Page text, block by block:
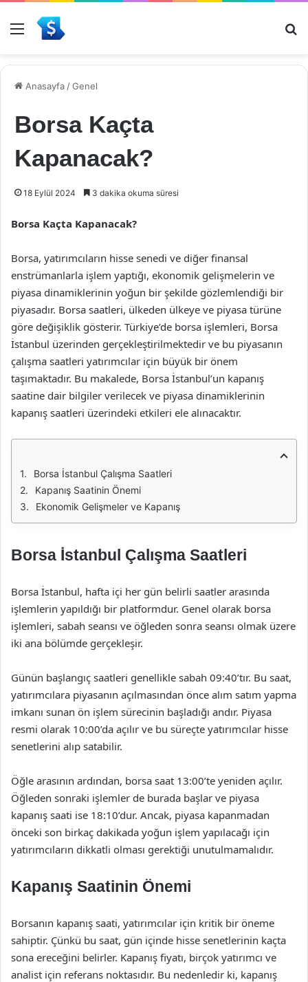
Menü
Anasayfa /Genel
Borsa Kaçta
Kapanacak?
18 Eylül 2024 3 dakika okuma süresi
Borsa Kaçta Kapanacak?
Borsa, yatırımcıların hisse senedi ve diğer finansal
enstrümanlarla işlem yaptığı, ekonomik gelişmelerin ve
piyasa dinamiklerinin yoğun bir şekilde gözlemlendiği bir
piyasadır. Borsa saatleri, ülkeden ülkeye ve piyasa türüne
göre değişiklik gösterir. Türkiye’de borsa işlemleri, Borsa
İstanbul üzerinden gerçekleştirilmektedir ve bu piyasanın
çalışma saatleri yatırımcılar için büyük bir önem
taşımaktadır. Bu makalede, Borsa İstanbul’un kapanış
saatine dair bilgiler verilecek ve piyasa dinamiklerinin
kapanış saatleri üzerindeki etkileri ele alınacaktır.
Borsa İstanbul Çalışma Saatleri
Kapanış Saatinin Önemi
Ekonomik Gelişmeler ve Kapanış
Borsa İstanbul Çalışma Saatleri
Borsa İstanbul, hafta içi her gün belirli saatler arasında
işlemlerin yapıldığı bir platformdur. Genel olarak borsa
işlemleri, sabah seansı ve öğleden sonra seansı olmak üzere
iki ana bölümde gerçekleşir.
Günün başlangıç saatleri genellikle sabah 09:40’tır. Bu saat,
yatırımcılara piyasanın açılmasından önce alım satım yapma
imkanı sunan ön işlem sürecinin başladığı andır. Piyasa
resmi olarak 10:00’da açılır ve bu süreçte yatırımcılar hisse
senetlerini alıp satabilir.
Öğle arasının ardından, borsa saat 13:00’te yeniden açılır.
Öğleden sonraki işlemler de burada başlar ve piyasa
kapanış saati ise 18:10’dur. Ancak, piyasa kapanmadan
önceki son birkaç dakikada yoğun işlem yapılacağı için
yatırımcıların dikkatli olması gerektiği unutulmamalıdır.
Kapanış Saatinin Önemi
Borsanın kapanış saati, yatırımcılar için kritik bir öneme
sahiptir. Çünkü bu saat, gün içinde hisse senetlerinin kaçta
sona ereceğini belirler. Kapanış fiyatı, birçok yatırımcı ve
analist için referans noktasıdır. Bu nedenledir ki, kapanış